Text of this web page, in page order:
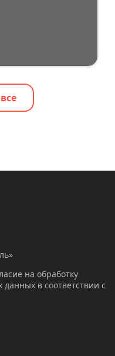
на обработку
данных в соответствии с